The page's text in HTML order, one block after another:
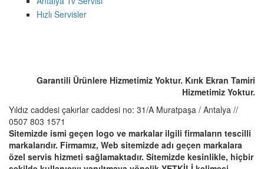
Hızlı Servisler
Garantili Ürünlere Hizmetimiz Yoktur. Kırık Ekran Tamiri
Hizmetimiz Yoktur.
Yıldız caddesi çakırlar caddesi no: 31/A Muratpaşa / Antalya //
0507 803 1571
Sitemizde ismi geçen logo ve markalar ilgili firmaların tescilli
markalarıdır. Firmamız, Web sitemizde adı geçen markalara
özel servis hizmeti sağlamaktadır. Sitemizde kesinlikle, hiçbir